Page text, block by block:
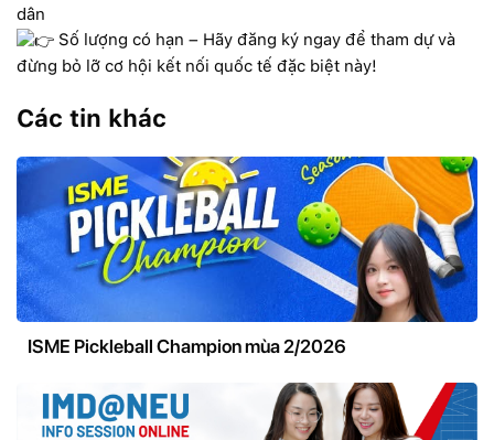
dân
Số lượng có hạn – Hãy đăng ký ngay để tham dự và
đừng bỏ lỡ cơ hội kết nối quốc tế đặc biệt này!
Các tin khác
ISME Pickleball Champion mùa 2/2026